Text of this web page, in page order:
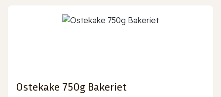
Ostekake 750g Bakeriet